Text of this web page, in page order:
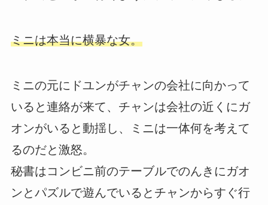
ミニは本当に横暴な女。
ミニの元にドユンがチャンの会社に向かって
いると連絡が来て、チャンは会社の近くにガ
オンがいると動揺し、ミニは一体何を考えて
るのだと激怒。
秘書はコンビニ前のテーブルでのんきにガオ
ンとパズルで遊んでいるとチャンからすぐ行